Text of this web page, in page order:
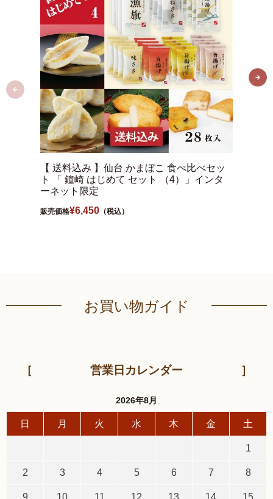
【 送料込み 】仙台 かまぼこ 食べ比べセッ
ト 「 鐘崎 はじめて セット （4）」インタ
ーネット限定
販売価格¥6,450 （税込）
お買い物ガイド
営業日カレンダー
2026年8月
日 月 火 水 木 金 土
1
2 3 4 5 6 7 8
9 10 11 12 13 14 15